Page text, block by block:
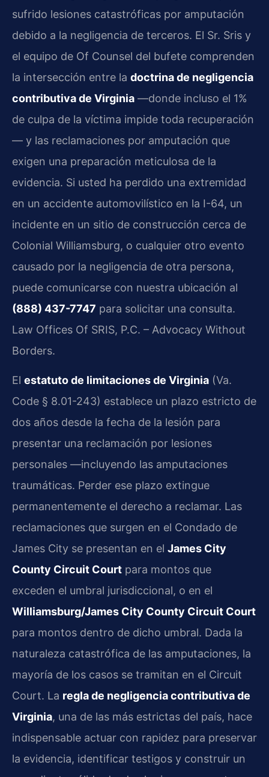
sufrido lesiones catastróficas por amputación
debido a la negligencia de terceros. El Sr. Sris y
el equipo de Of Counsel del bufete comprenden
la intersección entre la doctrina de negligencia
contributiva de Virginia —donde incluso el 1%
de culpa de la víctima impide toda recuperación
— y las reclamaciones por amputación que
exigen una preparación meticulosa de la
evidencia. Si usted ha perdido una extremidad
en un accidente automovilístico en la I-64, un
incidente en un sitio de construcción cerca de
Colonial Williamsburg, o cualquier otro evento
causado por la negligencia de otra persona,
puede comunicarse con nuestra ubicación al
(888) 437-7747 para solicitar una consulta.
Law Offices Of SRIS, P.C. – Advocacy Without
Borders.
El estatuto de limitaciones de Virginia (Va.
Code § 8.01-243) establece un plazo estricto de
dos años desde la fecha de la lesión para
presentar una reclamación por lesiones
personales —incluyendo las amputaciones
traumáticas. Perder ese plazo extingue
permanentemente el derecho a reclamar. Las
reclamaciones que surgen en el Condado de
James City se presentan en el James City
County Circuit Court para montos que
exceden el umbral jurisdiccional, o en el
Williamsburg/James City County Circuit Court
para montos dentro de dicho umbral. Dada la
naturaleza catastrófica de las amputaciones, la
mayoría de los casos se tramitan en el Circuit
Court. La regla de negligencia contributiva de
Virginia, una de las más estrictas del país, hace
indispensable actuar con rapidez para preservar
la evidencia, identificar testigos y construir un